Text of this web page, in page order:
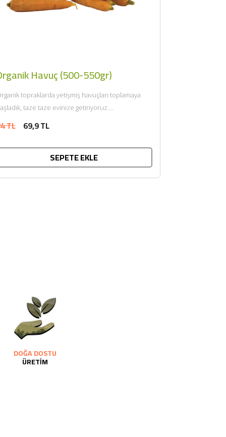
Havuç (500-550gr)
topraklarda yetişmiş havuçları toplamaya
taze taze evinize getiriyoruz....
TL 69,9 TL
SEPETE EKLE
DOĞA DOSTU
ÜRETİM